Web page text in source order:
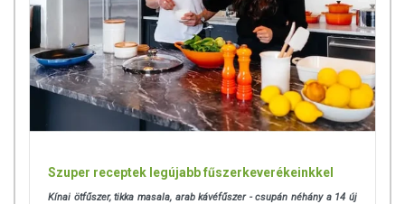
Szuper receptek legújabb fűszerkeverékeinkkel
Kínai ötfűszer, tikka masala, arab kávéfűszer - csupán néhány a 14 új